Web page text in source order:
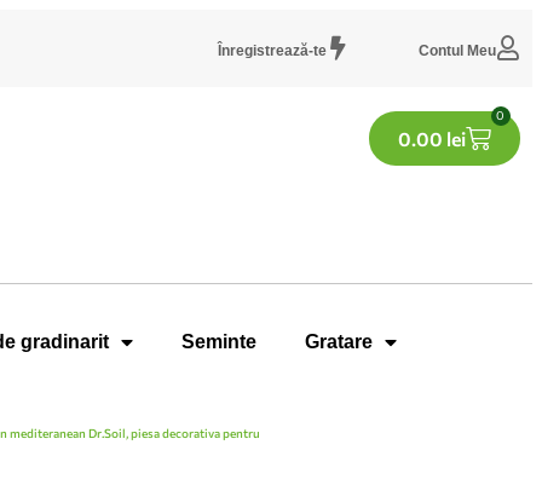
Înregistrează-te Contul Meu
0.00 lei
0
gradinarit Seminte Gratare
mediteranean Dr.Soil, piesa decorativa pentru